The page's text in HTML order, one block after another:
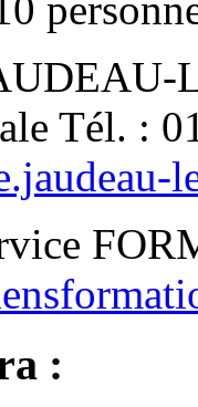
Tél. :
: